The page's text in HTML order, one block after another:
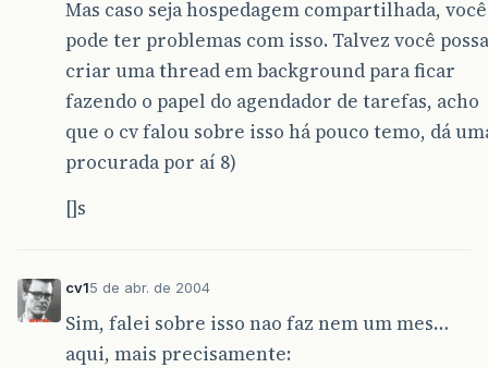
Mas caso seja hospedagem compartilhada, você
pode ter problemas com isso. Talvez você possa
criar uma thread em background para ficar
fazendo o papel do agendador de tarefas, acho
que o cv falou sobre isso há pouco temo, dá
procurada por aí 8)
[]s
cv15 de abr. de 2004
Sim, falei sobre isso nao faz nem um mes…
aqui, mais precisamente: